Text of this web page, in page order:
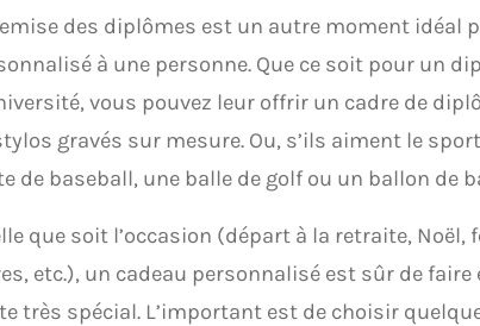
des diplômes est un autre moment idéal
à une personne. Que ce soit pour un
vous pouvez leur offrir un cadre de
gravés sur mesure. Ou, s’ils aiment le
de baseball, une balle de golf ou un ballon de
que soit l’occasion (départ à la retraite, Noël,
etc.), un cadeau personnalisé est sûr de faire
très spécial. L’important est de choisir